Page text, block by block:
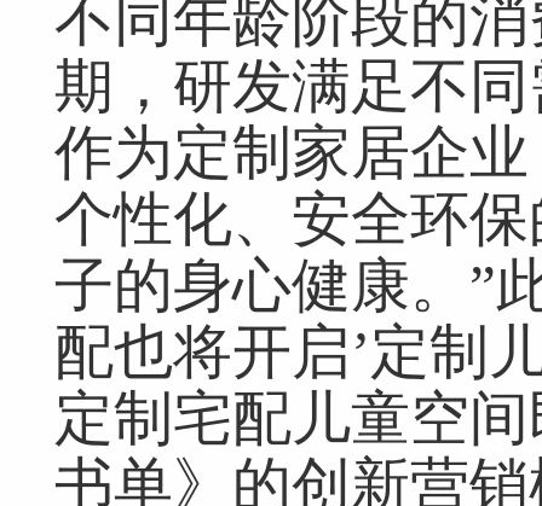
不同年龄阶段的
期，研发满足不
作为定制家居企
个性化、安全环
子的身心健康。”
配也将开启’定制
定制宅配儿童空
书单》的创新营